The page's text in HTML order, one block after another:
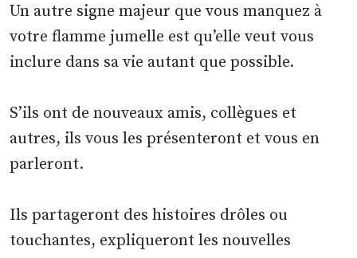
Un autre signe majeur que vous manquez à
votre flamme jumelle est qu’elle veut vous
inclure dans sa vie autant que possible.
S’ils ont de nouveaux amis, collègues et
autres, ils vous les présenteront et vous en
parleront.
Ils partageront des histoires drôles ou
touchantes, expliqueront les nouvelles